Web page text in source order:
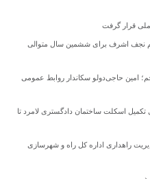
نجف اشرف برای ششمین سال متوالی
امین حاجی‌دولو سکاندار روابط عمومی
اسکلت ساختمان دادگستری لامرد تا
راهداری اداره کل راه و شهرسازی